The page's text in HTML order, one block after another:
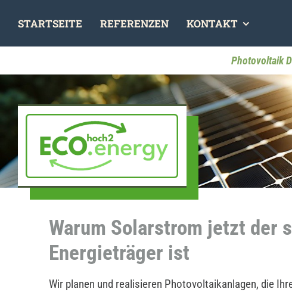
content
STARTSEITE REFERENZEN KONTAKT
Photovoltaik
Warum Solarstrom jetzt der
Energieträger ist
Wir planen und realisieren Photovoltaikanlagen, die